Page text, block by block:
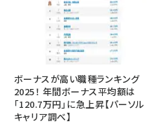
ボーナスが高い職種ランキング
2025！ 年間ボーナス平均額は
「120.7万円」に急上昇【パーソル
キャリア調べ】